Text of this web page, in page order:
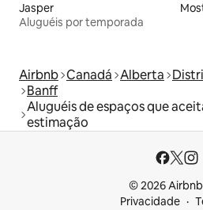
Jasper
Aluguéis por temporada
Airbnb Canadá Alberta
Banff
Aluguéis de espaços que
estimação
© 2026
Privacidade